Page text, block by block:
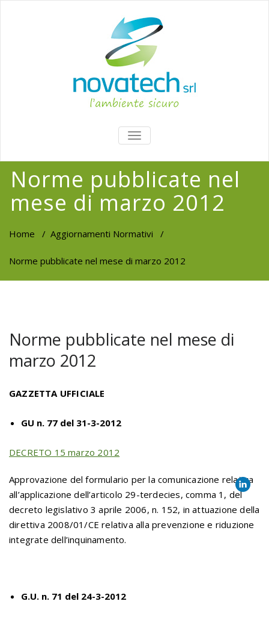
TOGGLE
NAVIGATION
Norme pubblicate nel
mese di marzo 2012
Home / Aggiornamenti Normativi /
Norme pubblicate nel mese di marzo 2012
Norme pubblicate nel mese di
marzo 2012
GAZZETTA UFFICIALE
GU n. 77 del 31-3-2012
DECRETO 15 marzo 2012
Approvazione del formulario per la comunicazione relativa
all’applicazione dell’articolo 29-terdecies, comma 1, del
decreto legislativo 3 aprile 2006, n. 152, in attuazione della
direttiva 2008/01/CE relativa alla prevenzione e riduzione
integrate dell’inquinamento.
G.U. n. 71 del 24-3-2012